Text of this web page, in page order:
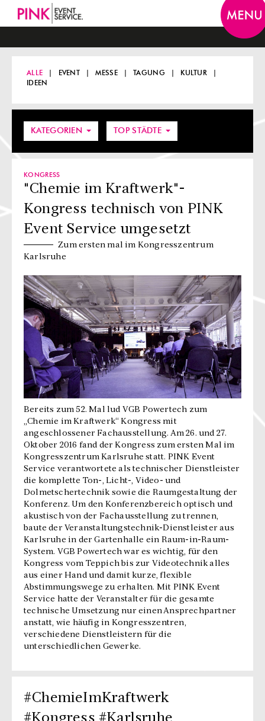
ALLE EVENT MESSE TAGUNG
KULTUR
IDEEN
KONGRESS
"Chemie im Kraftwerk"-
Kongress technisch von PINK
Event Service umgesetzt
Zum ersten mal im Kongresszentrum
Karlsruhe
Bereits zum 52. Mal lud VGB Powertech zum
„Chemie im Kraftwerk“ Kongress mit
angeschlossener Fachausstellung. Am 26. und 27.
Oktober 2016 fand der Kongress zum ersten Mal im
Kongresszentrum Karlsruhe statt. PINK Event
Service verantwortete als technischer Dienstleister
die komplette Ton-, Licht-, Video- und
Dolmetschertechnik sowie die Raumgestaltung der
Konferenz. Um den Konferenzbereich optisch und
akustisch von der Fachausstellung zu trennen,
baute der Veranstaltungstechnik-Dienstleister aus
Karlsruhe in der Gartenhalle ein Raum-in-Raum-
System. VGB Powertech war es wichtig, für den
Kongress vom Teppich bis zur Videotechnik alles
aus einer Hand und damit kurze, flexible
Abstimmungswege zu erhalten. Mit PINK Event
Service hatte der Veranstalter für die gesamte
technische Umsetzung nur einen Ansprechpartner
anstatt, wie häufig in Kongresszentren,
verschiedene Dienstleistern für die
unterschiedlichen Gewerke.
#ChemieImKraftwerk
KATEGORIEN TOP STÄDTE